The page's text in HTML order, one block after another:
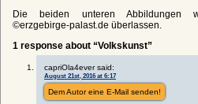
Die beiden unteren Abbildungen
©erzgebirge-palast.de überlassen.
1 response about “Volkskunst”
capriOla4ever said:
August 21st, 2016 at 6:17
Dem Autor eine E-Mail senden!